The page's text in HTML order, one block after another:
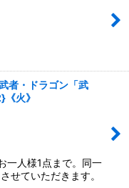
者・ドラゴン「武
火》
一人様1点まで。同一
せていただきます。